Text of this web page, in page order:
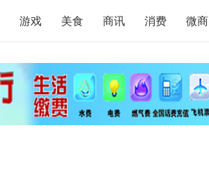
游戏 美食 商讯 消费 微商